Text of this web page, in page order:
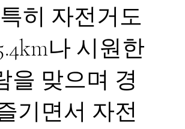
히 자전거도
나 시원한
을 맞으며 경
기면서 자전